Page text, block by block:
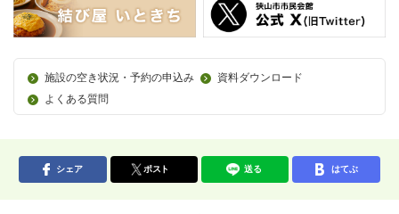
施設の空き状況・予約の申込み
資料ダウンロード
よくある質問
シェア ポスト 送る はてぶ